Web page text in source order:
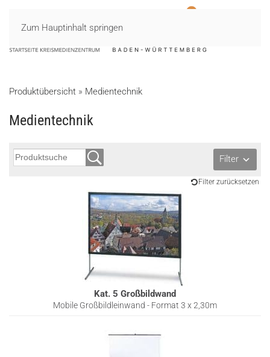
Zum Hauptinhalt springen
Produktübersicht » Medientechnik
Medientechnik
Filter
Filter zurücksetzen
Kat. 5 Großbildwand
Mobile Großbildleinwand - Format 3 x 2,30m